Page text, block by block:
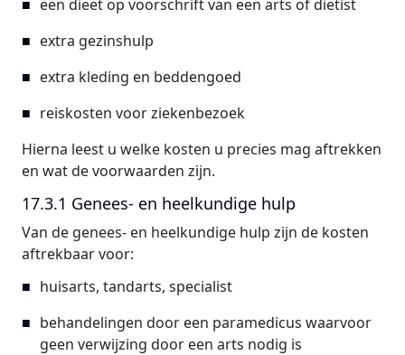
een dieet op voorschrift van een arts of diëtist
extra gezinshulp
extra kleding en beddengoed
reiskosten voor ziekenbezoek
Hierna leest u welke kosten u precies mag aftrekken
en wat de voorwaarden zijn.
17.3.1 Genees- en heelkundige hulp
Van de genees- en heelkundige hulp zijn de kosten
aftrekbaar voor:
huisarts, tandarts, specialist
behandelingen door een paramedicus waarvoor
geen verwijzing door een arts nodig is